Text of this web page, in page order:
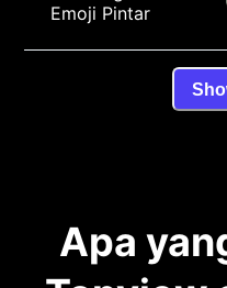
Emoji Pintar
Apa